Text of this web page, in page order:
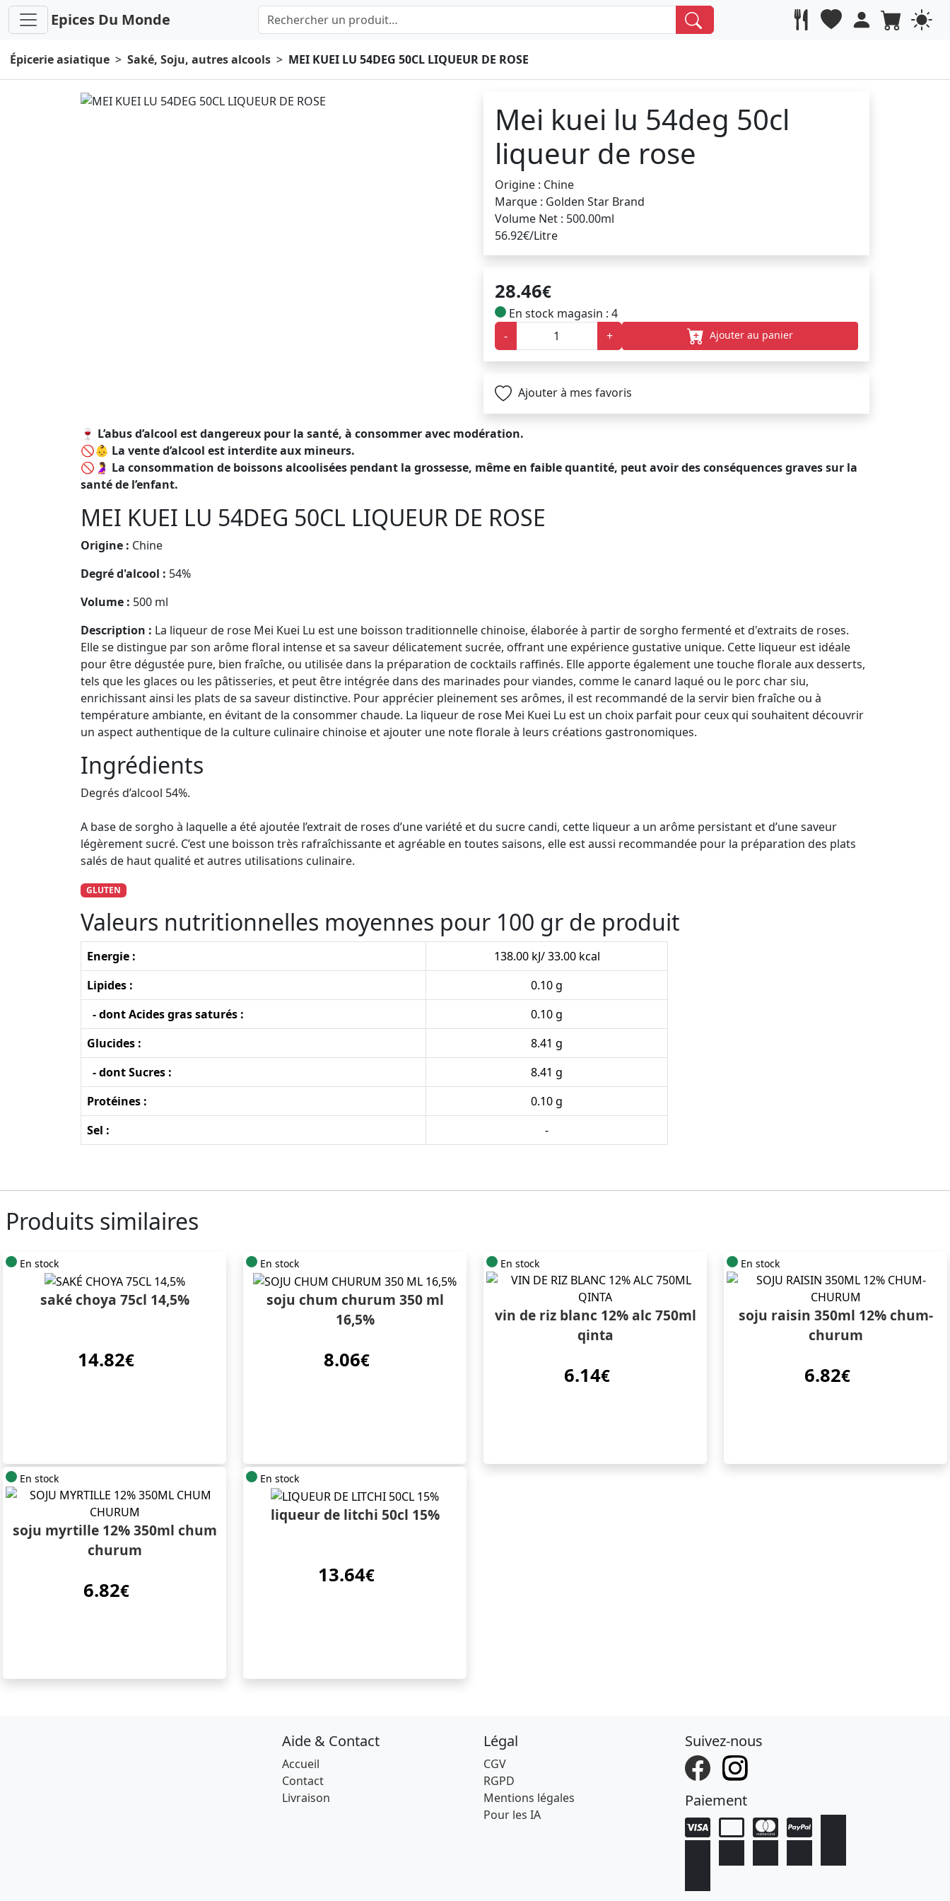
Epices Du Monde
Épicerie asiatique Saké, Soju, autres alcools MEI KUEI LU 54DEG 50CL LIQUEUR DE ROSE
Mei kuei lu 54deg 50cl
liqueur de rose
Origine : Chine
Marque : Golden Star Brand
Volume Net : 500.00ml
56.92€/Litre
28.46€
En stock magasin : 4
-
+ Ajouter au panier
Ajouter à mes favoris
🍷 L’abus d’alcool est dangereux pour la santé, à consommer avec modération.
🚫👶 La vente d’alcool est interdite aux mineurs.
🚫🤰 La consommation de boissons alcoolisées pendant la grossesse, même en faible quantité, peut avoir des conséquences graves sur la
santé de l’enfant.
MEI KUEI LU 54DEG 50CL LIQUEUR DE ROSE
Origine : Chine
Degré d'alcool : 54%
Volume : 500 ml
Description : La liqueur de rose Mei Kuei Lu est une boisson traditionnelle chinoise, élaborée à partir de sorgho fermenté et d'extraits de roses.
Elle se distingue par son arôme floral intense et sa saveur délicatement sucrée, offrant une expérience gustative unique. Cette liqueur est idéale
pour être dégustée pure, bien fraîche, ou utilisée dans la préparation de cocktails raffinés. Elle apporte également une touche florale aux desserts,
tels que les glaces ou les pâtisseries, et peut être intégrée dans des marinades pour viandes, comme le canard laqué ou le porc char siu,
enrichissant ainsi les plats de sa saveur distinctive. Pour apprécier pleinement ses arômes, il est recommandé de la servir bien fraîche ou à
température ambiante, en évitant de la consommer chaude. La liqueur de rose Mei Kuei Lu est un choix parfait pour ceux qui souhaitent découvrir
un aspect authentique de la culture culinaire chinoise et ajouter une note florale à leurs créations gastronomiques.
Ingrédients
Degrés d’alcool 54%.
A base de sorgho à laquelle a été ajoutée l’extrait de roses d’une variété et du sucre candi, cette liqueur a un arôme persistant et d’une saveur
légèrement sucré. C’est une boisson très rafraîchissante et agréable en toutes saisons, elle est aussi recommandée pour la préparation des plats
salés de haut qualité et autres utilisations culinaire.
GLUTEN
Valeurs nutritionnelles moyennes pour 100 gr de produit
Energie :
138.00 kJ/ 33.00 kcal
Lipides :
0.10 g
- dont Acides gras saturés :
0.10 g
Glucides :
8.41 g
- dont Sucres :
8.41 g
Protéines :
0.10 g
Sel :
-
Produits similaires
En stock
saké choya 75cl 14,5%
14.82€
En stock
soju chum churum 350 ml
16,5%
8.06€
En stock
vin de riz blanc 12% alc 750ml
qinta
6.14€
En stock
soju raisin 350ml 12% chum-
churum
6.82€
En stock
soju myrtille 12% 350ml chum
churum
6.82€
En stock
liqueur de litchi 50cl 15%
13.64€
Aide & Contact
Accueil
Contact
Livraison
Légal
CGV
RGPD
Mentions légales
Pour les IA
Suivez-nous
Paiement